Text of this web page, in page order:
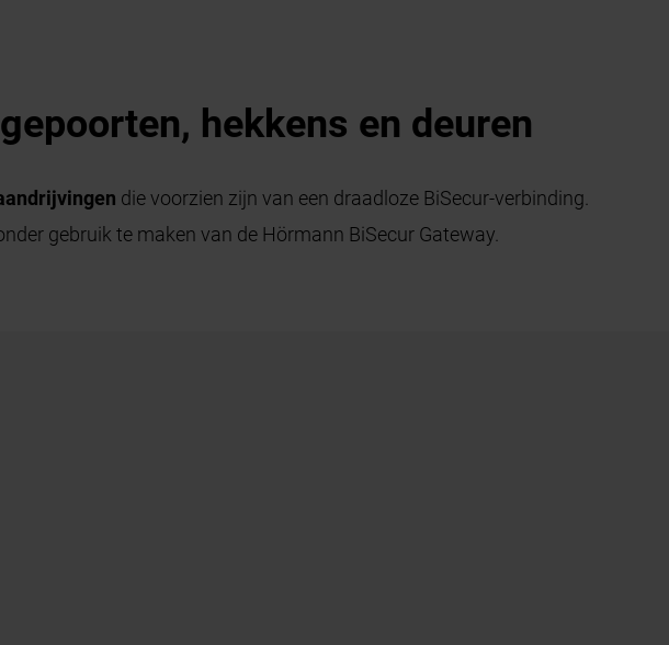
hekkens en deuren
die voorzien zijn van een draadloze BiSecur-verbinding.
gebruik te maken van de Hörmann BiSecur Gateway.